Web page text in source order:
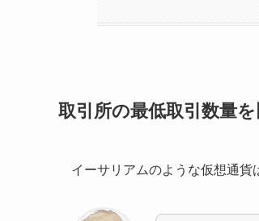
取引所の最低取引数量
イーサリアムのような仮想通貨